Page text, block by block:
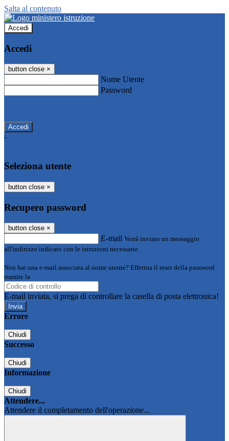
Salta al contenuto
Accedi
Accedi
button close ×
Nome Utente
Password
-
Seleziona utente
button close ×
Recupero password
button close ×
E-mail Verrà inviato un messaggio
all'indirizzo indicato con le istruzioni necessarie.
Non hai una e-mail associata al nome utente? Effettua il reset della password
tramite la
E-mail inviata, si prega di controllare la casella di posta elettronica!
Errore
Chiudi
Successo
Chiudi
Informazione
Chiudi
Attendere...
Attendere il completamento dell'operazione...